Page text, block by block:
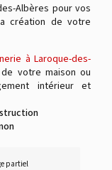
Albères pour vos
création de votre
à Laroque-des-
votre maison ou
intérieur et
partiel